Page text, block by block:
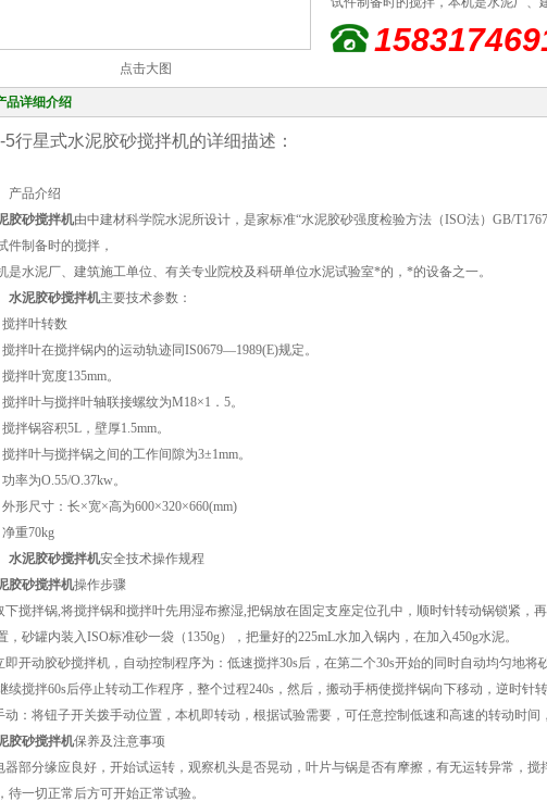
点击大图
位水泥试验室*的，*的设备之一。
品详细介绍
5行星式水泥胶砂搅拌机的详细描述：
产品介绍
胶砂搅拌机由中建材科学院水泥所设计，是家标准“水泥胶砂强度检验方法（ISO法）GB/
件制备时的搅拌，
是水泥厂、建筑施工单位、有关专业院校及科研单位水泥试验室*的，*的设备之一。
水泥胶砂搅拌机主要技术参数：
搅拌叶转数
拌叶在搅拌锅内的运动轨迹同IS0679—1989(E)规定。
拌叶宽度135mm。
拌叶与搅拌叶轴联接螺纹为M18×1．5。
拌锅容积5L，壁厚1.5mm。
拌叶与搅拌锅之间的工作间隙为3±1mm。
率为O.55/O.37kw。
形尺寸：长×宽×高为600×320×660(mm)
重70kg
水泥胶砂搅拌机安全技术操作规程
胶砂搅拌机操作步骤
下搅拌锅,将搅拌锅和搅拌叶先用湿布擦湿,把锅放在固定支座定位孔中，顺时针转动锅锁紧，
，砂罐内装入ISO标准砂一袋（1350g），把量好的225mL水加入锅内，在加入450g水泥。
即开动胶砂搅拌机，自动控制程序为：低速搅拌30s后，在第二个30s开始的同时自动均匀地将
续搅拌60s后停止转动工作程序，整个过程240s，然后，搬动手柄使搅拌锅向下移动，逆时针
动：将钮子开关拨手动位置，本机即转动，根据试验需要，可任意控制低速和高速的转动时间，
胶砂搅拌机保养及注意事项
器部分缘应良好，开始试运转，观察机头是否晃动，叶片与锅是否有摩擦，有无运转异常，
待一切正常后方可开始正常试验。